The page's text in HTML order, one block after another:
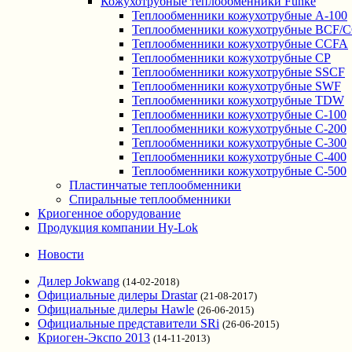
Теплообменники кожухотрубные A-100
Теплообменники кожухотрубные BCF/
Теплообменники кожухотрубные CCFA
Теплообменники кожухотрубные CP
Теплообменники кожухотрубные SSCF
Теплообменники кожухотрубные SWF
Теплообменники кожухотрубные TDW
Теплообменники кожухотрубные С-100
Теплообменники кожухотрубные С-200
Теплообменники кожухотрубные С-300
Теплообменники кожухотрубные С-400
Теплообменники кожухотрубные С-500
Пластинчатые теплообменники
Спиральные теплообменники
Криогенное оборудование
Продукция компании Hy-Lok
Новости
Дилер Jokwang (14-02-2018)
Официальные дилеры Drastar (21-08-2017)
Официальные дилеры Hawle (26-06-2015)
Официальные представители SRi (26-06-2015)
Криоген-Экспо 2013 (14-11-2013)